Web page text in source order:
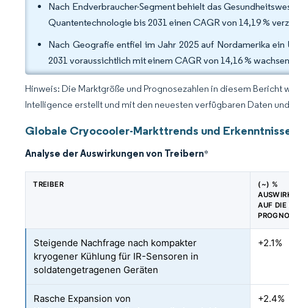
Nach Endverbraucher-Segment behielt das
Quantentechnologie bis 2031 einen CAGR von 14,19 %
Nach Geografie entfiel im Jahr 2025 auf Nordamerika
2031 voraussichtlich mit einem CAGR von 14,16 %
Hinweis: Die Marktgröße und Prognosezahlen in diesem
Intelligence erstellt und mit den neuesten verfügbaren Daten
Globale Cryocooler-Markttrends und
Analyse der Auswirkungen von Treibern*
TREIBER
(~) %
AUF
Steigende Nachfrage nach kompakter
kryogener Kühlung für IR-Sensoren in
soldatengetragenen Geräten
+2.1%
Rasche Expansion von
+2.4%